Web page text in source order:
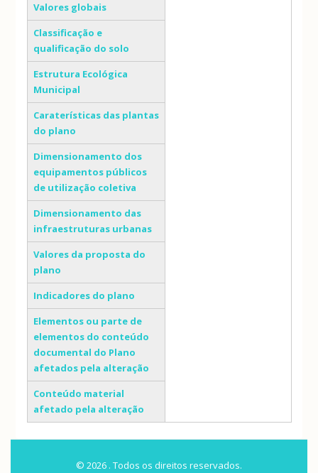
Valores globais
Classificação e
qualificação do solo
Estrutura Ecológica
Municipal
Caraterísticas das plantas
do plano
Dimensionamento dos
equipamentos públicos
de utilização coletiva
Dimensionamento das
infraestruturas urbanas
Valores da proposta do
plano
Indicadores do plano
Elementos ou parte de
elementos do conteúdo
documental do Plano
afetados pela alteração
Conteúdo material
afetado pela alteração
© 2026 . Todos os direitos reservados.